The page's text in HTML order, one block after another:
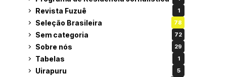
Revista Fuzuê 1
Seleção Brasileira 78
Sem categoria 72
Sobre nós 29
Tabelas 1
Uirapuru 5